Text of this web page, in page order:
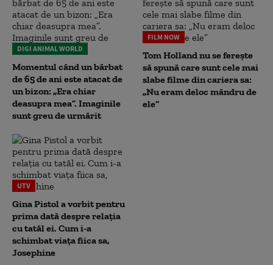
DIGI ANIMAL WORLD
Momentul când un bărbat
de 65 de ani este atacat de
un bizon: „Era chiar
deasupra mea”. Imaginile
sunt greu de urmărit
FILM NOW
Tom Holland nu se ferește
să spună care sunt cele mai
slabe filme din cariera sa:
„Nu eram deloc mândru de
ele”
UTV
Gina Pistol a vorbit pentru
prima dată despre relația
cu tatăl ei. Cum i-a
schimbat viața fiica sa,
Josephine